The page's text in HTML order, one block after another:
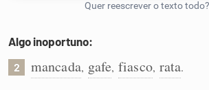
Cata-letras
Conexões
Algo inoportuno:
2 mancada, gafe, fiasco, rata.